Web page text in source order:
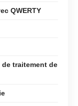
QWERTY
traitement de